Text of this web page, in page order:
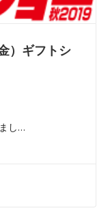
）ギフトシ
し…